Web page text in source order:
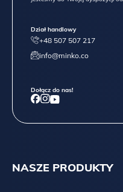
NASZE PRODUKTY
Dział handlowy
+48 507 507 217
info@minko.co
Dołącz do nas!